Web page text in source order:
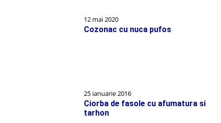
12 mai 2020
Cozonac cu nuca pufos
25 ianuarie 2016
Ciorba de fasole cu afumatura si
tarhon